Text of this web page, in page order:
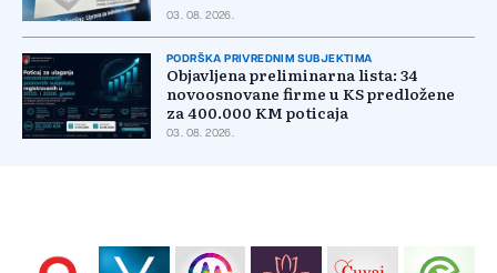
03. 08. 2026.
PODRŠKA PRIVREDNIM SUBJEKTIMA
Objavljena preliminarna lista: 34
novoosnovane firme u KS predložene
za 400.000 KM poticaja
03. 08. 2026.